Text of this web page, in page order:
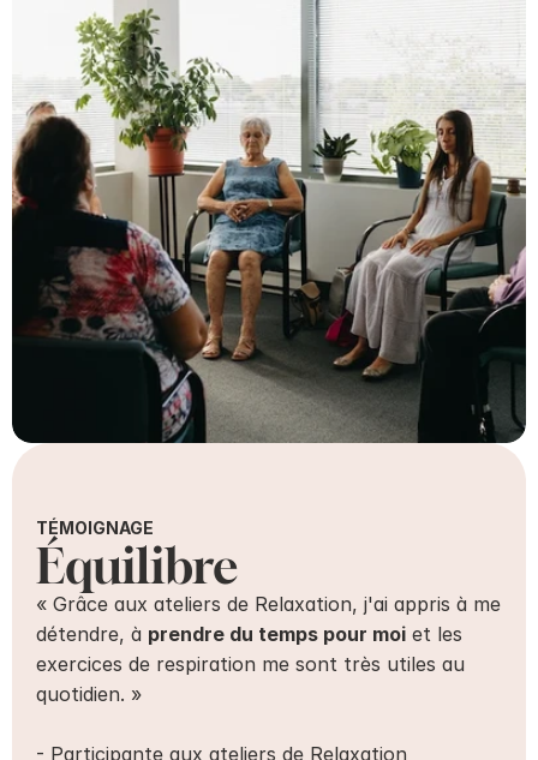
TÉMOIGNAGE
Équilibre
« Grâce aux ateliers de Relaxation, j'ai appris à me
détendre, à prendre du temps pour moi et les
exercices de respiration me sont très utiles au
quotidien. »
- Participante aux ateliers de Relaxation